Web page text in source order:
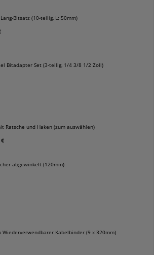
Lang-Bitsatz (10-teilig, L: 50mm)
Bitadapter Set (3-teilig, 1/4 3/8 1/2 Zoll)
Ratsche und Haken (zum auswählen)
€
abgewinkelt (120mm)
x Wiederverwendbarer Kabelbinder (9 x 320mm)